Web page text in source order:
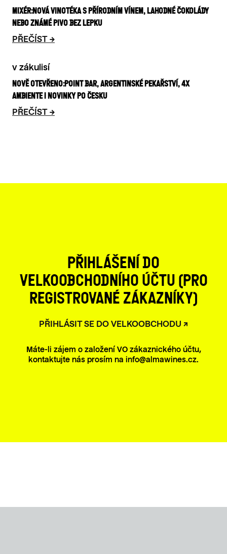
MIXÉR: NOVÁ VINOTÉKA S PŘÍRODNÍM VÍNEM, LAHODNÉ ČOKOLÁDY
NEBO ZNÁMÉ PIVO BEZ LEPKU
PŘEČÍST
v zákulisí
NOVĚ OTEVŘENO: POINT BAR, ARGENTINSKÉ PEKAŘSTVÍ, 4X
AMBIENTE I NOVINKY PO ČESKU
PŘEČÍST
PŘIHLÁŠENÍ DO
VELKOOBCHODNÍHO ÚČTU (PRO
REGISTROVANÉ ZÁKAZNÍKY)
PŘIHLÁSIT SE DO VELKOOBCHODU
Máte-li zájem o založení VO zákaznického účtu,
kontaktujte nás prosím na info@almawines.cz.